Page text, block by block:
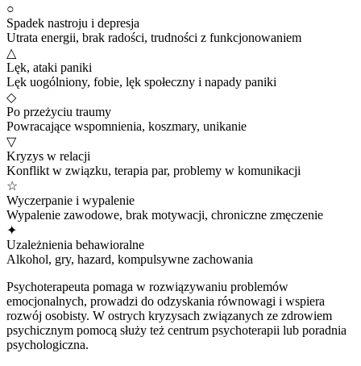
○
Spadek nastroju i depresja
Utrata energii, brak radości, trudności z funkcjonowaniem
△
Lęk, ataki paniki
Lęk uogólniony, fobie, lęk społeczny i napady paniki
◇
Po przeżyciu traumy
Powracające wspomnienia, koszmary, unikanie
▽
Kryzys w relacji
Konflikt w związku, terapia par, problemy w komunikacji
☆
Wyczerpanie i wypalenie
Wypalenie zawodowe, brak motywacji, chroniczne zmęczenie
✦
Uzależnienia behawioralne
Alkohol, gry, hazard, kompulsywne zachowania
Psychoterapeuta pomaga w rozwiązywaniu problemów
emocjonalnych, prowadzi do odzyskania równowagi i wspiera
rozwój osobisty. W ostrych kryzysach związanych ze zdrowiem
psychicznym pomocą służy też centrum psychoterapii lub poradnia
psychologiczna.